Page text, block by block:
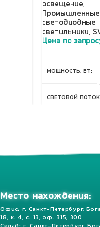
освещение,
Промышленные
светодиодные
светильники,
Цена по
МОЩНОСТЬ, ВТ
СВЕТОВОЙ
Место нахождения:
Офис: г. Санкт-Петербург,
18, к. 4, с. 13, оф. 315, 300